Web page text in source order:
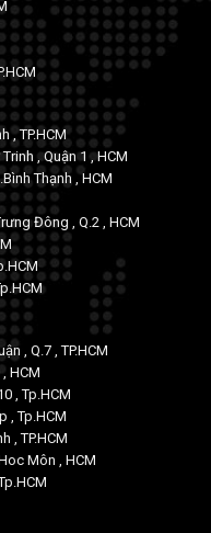
, TP.HCM
, Quận 1 , HCM
Thạnh , HCM
Đông , Q.2 , HCM
, Q.7 , TP.HCM
, HCM
, Tp.HCM
, Tp.HCM
, TP.HCM
Môn , HCM